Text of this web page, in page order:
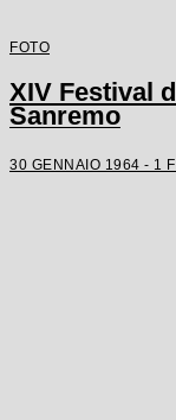
FOTO
XIV Festival
Sanremo
30 GENNAIO 1964 - 1